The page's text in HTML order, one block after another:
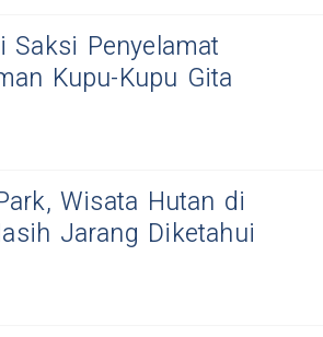
Saksi Penyelamat
Kupu-Kupu Gita
Wisata Hutan di
Jarang Diketahui